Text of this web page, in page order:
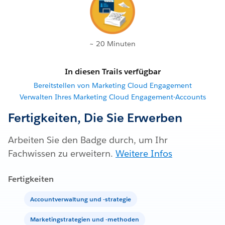
~ 20 Minuten
In diesen Trails verfügbar
Bereitstellen von Marketing Cloud Engagement
Verwalten Ihres Marketing Cloud Engagement-Accounts
Fertigkeiten, Die Sie Erwerben
Arbeiten Sie den Badge durch, um Ihr
Fachwissen zu erweitern. Weitere Infos
Fertigkeiten
Accountverwaltung und -strategie
Marketingstrategien und -methoden